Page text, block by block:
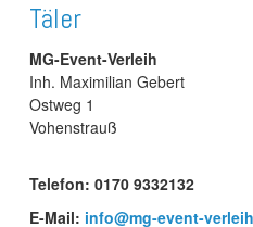
Täler
MG-Event-Verleih
Inh. Maximilian Gebert
Ostweg 1
Vohenstrauß
Telefon: 0170 9332132
E-Mail: info@mg-event-